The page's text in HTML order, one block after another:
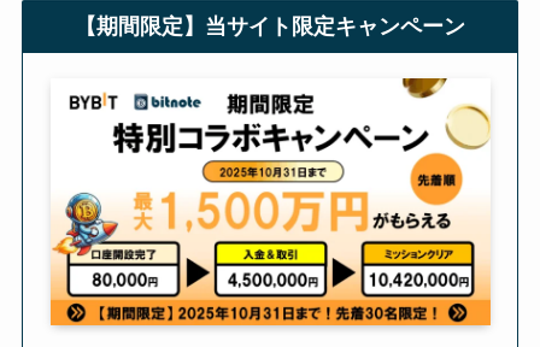
【期間限定】当サイト限定キャンペーン